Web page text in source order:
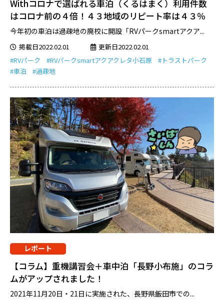
Withコロナで選ばれる車泊（くるはまく）利用件数
はコロナ前の４倍！４３地域のリピート率は４３％
今年初の車泊は過疎地の廃校に開設「RVパークsmartアクア...
掲載日2022.02.01
更新日2022.02.01
#RVパーク
#RVパークsmartアクアクレタ小石原
#トラストパーク
#車泊
#過疎地
レポート
【コラム】重機講習会＋車中泊「長野小布施」のコラ
ムがアップされました！
2021年11月20日・21日に実施された、長野県飯田市での...